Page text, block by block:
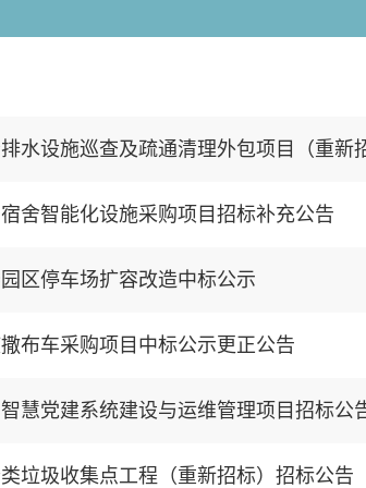
水设施巡查及疏通清理外包项目（重新
舍智能化设施采购项目招标补充公告
区停车场扩容改造中标公示
布车采购项目中标公示更正公告
慧党建系统建设与运维管理项目招标公
垃圾收集点工程（重新招标）招标公告